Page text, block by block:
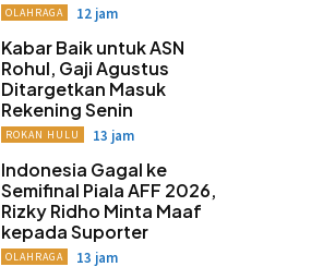
OLAHRAGA 12 jam
Kabar Baik untuk ASN
Rohul, Gaji Agustus
Ditargetkan Masuk
Rekening Senin
ROKAN HULU 13 jam
Indonesia Gagal ke
Semifinal Piala AFF 2026,
Rizky Ridho Minta Maaf
kepada Suporter
OLAHRAGA 13 jam